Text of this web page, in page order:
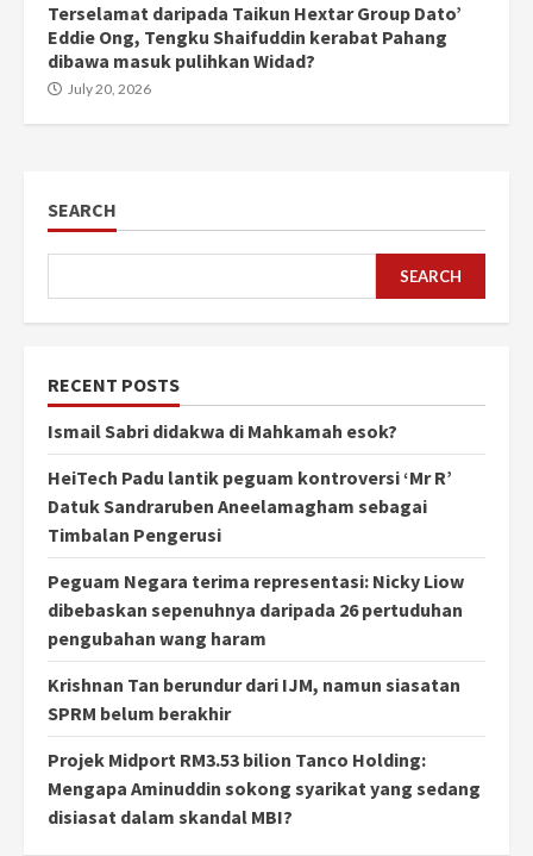
Terselamat daripada Taikun Hextar Group Dato’
Eddie Ong, Tengku Shaifuddin kerabat Pahang
dibawa masuk pulihkan Widad?
July 20, 2026
SEARCH
SEARCH
RECENT POSTS
Ismail Sabri didakwa di Mahkamah esok?
HeiTech Padu lantik peguam kontroversi ‘Mr R’
Datuk Sandraruben Aneelamagham sebagai
Timbalan Pengerusi
Peguam Negara terima representasi: Nicky Liow
dibebaskan sepenuhnya daripada 26 pertuduhan
pengubahan wang haram
Krishnan Tan berundur dari IJM, namun siasatan
SPRM belum berakhir
Projek Midport RM3.53 bilion Tanco Holding:
Mengapa Aminuddin sokong syarikat yang sedang
disiasat dalam skandal MBI?